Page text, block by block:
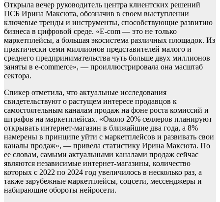
Открыла вечер руководитель центра клиентских решений
ПСБ Ирина Максюта, обозначив в своем выступлении
ключевые тренды и инструменты, способствующие развитию
бизнеса в цифровой среде. «E-com — это не только
маркетплейсы, а большая экосистема различных площадок. Из
практически семи миллионов представителей малого и
среднего предпринимательства чуть больше двух миллионов
заняты в e-commerce», — проиллюстрировала она масштаб
сектора.
Спикер отметила, что актуальные исследования
свидетельствуют о растущем интересе продавцов к
самостоятельным каналам продаж на фоне роста комиссий и
штрафов на маркетплейсах. «Около 20% селлеров планируют
открывать интернет-магазин в ближайшие два года, а 8%
намерены в принципе уйти с маркетплейсов и развивать свои
каналы продаж», — привела статистику Ирина Максюта. По
ее словам, самыми актуальными каналами продаж сейчас
являются независимые интернет-магазины, количество
которых с 2022 по 2024 год увеличилось в несколько раз, а
также зарубежные маркетплейсы, соцсети, мессенджеры и
набирающие обороты нейросети.